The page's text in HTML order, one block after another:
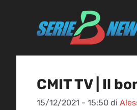
CMIT TV | Il
15/12/2021 - 15:50 di